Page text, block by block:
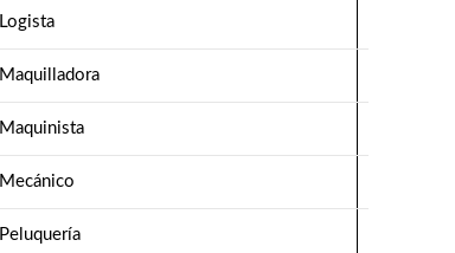
Logista
Maquilladora
Maquinista
Mecánico
Peluquería